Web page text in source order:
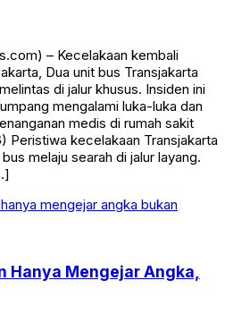
– Kecelakaan kembali
Dua unit bus Transjakarta
di jalur khusus. Insiden ini
mengalami luka-luka dan
medis di rumah sakit
Peristiwa kecelakaan Transjakarta
melaju searah di jalur layang.
Hanya Mengejar Angka,